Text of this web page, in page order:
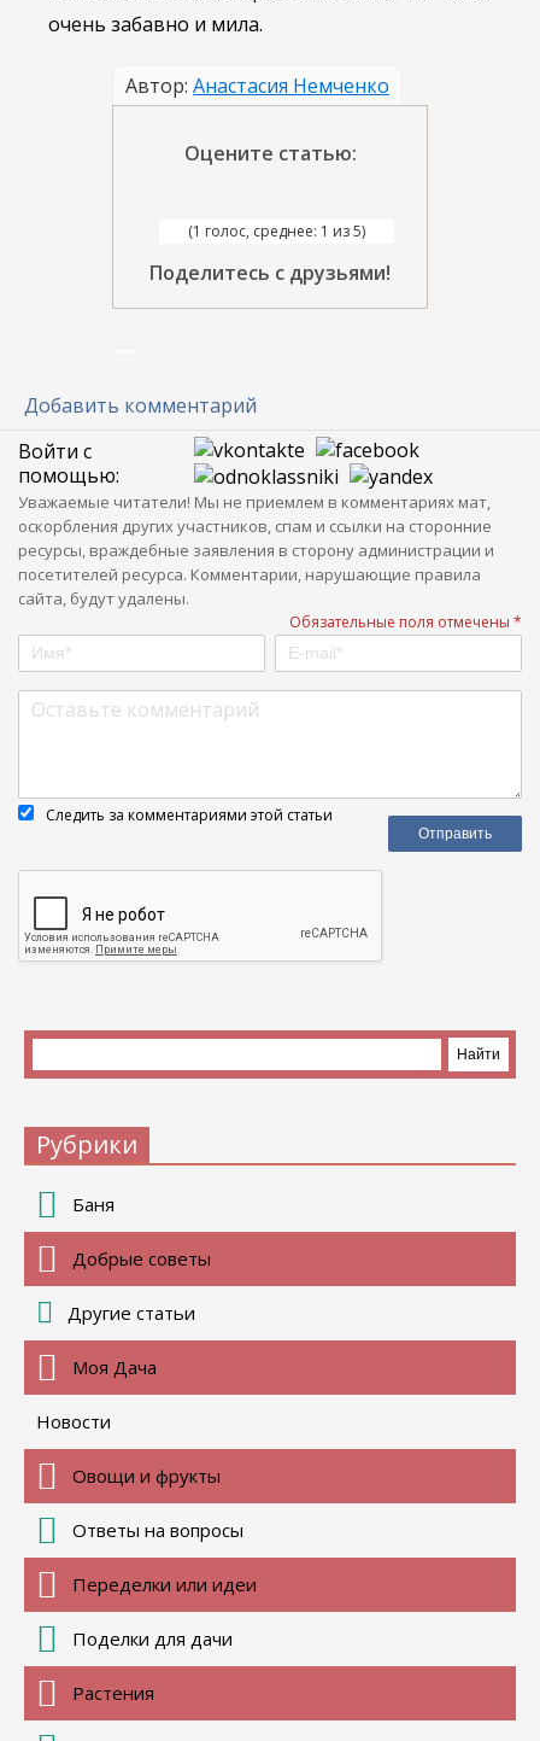
очень забавно и мила.
Автор: Анастасия Немченко
Оцените статью:
(1 голос, среднее: 1 из 5)
Поделитесь с друзьями!
Добавить комментарий
Войти с
помощью:
Уважаемые читатели! Мы не приемлем в комментариях мат,
оскорбления других участников, спам и ссылки на сторонние
ресурсы, враждебные заявления в сторону администрации и
посетителей ресурса. Комментарии, нарушающие правила
сайта, будут удалены.
Обязательные поля отмечены *
Следить за комментариями этой статьи
Рубрики
Баня
Добрые советы
Другие статьи
Моя Дача
Новости
Овощи и фрукты
Ответы на вопросы
Переделки или идеи
Поделки для дачи
Растения